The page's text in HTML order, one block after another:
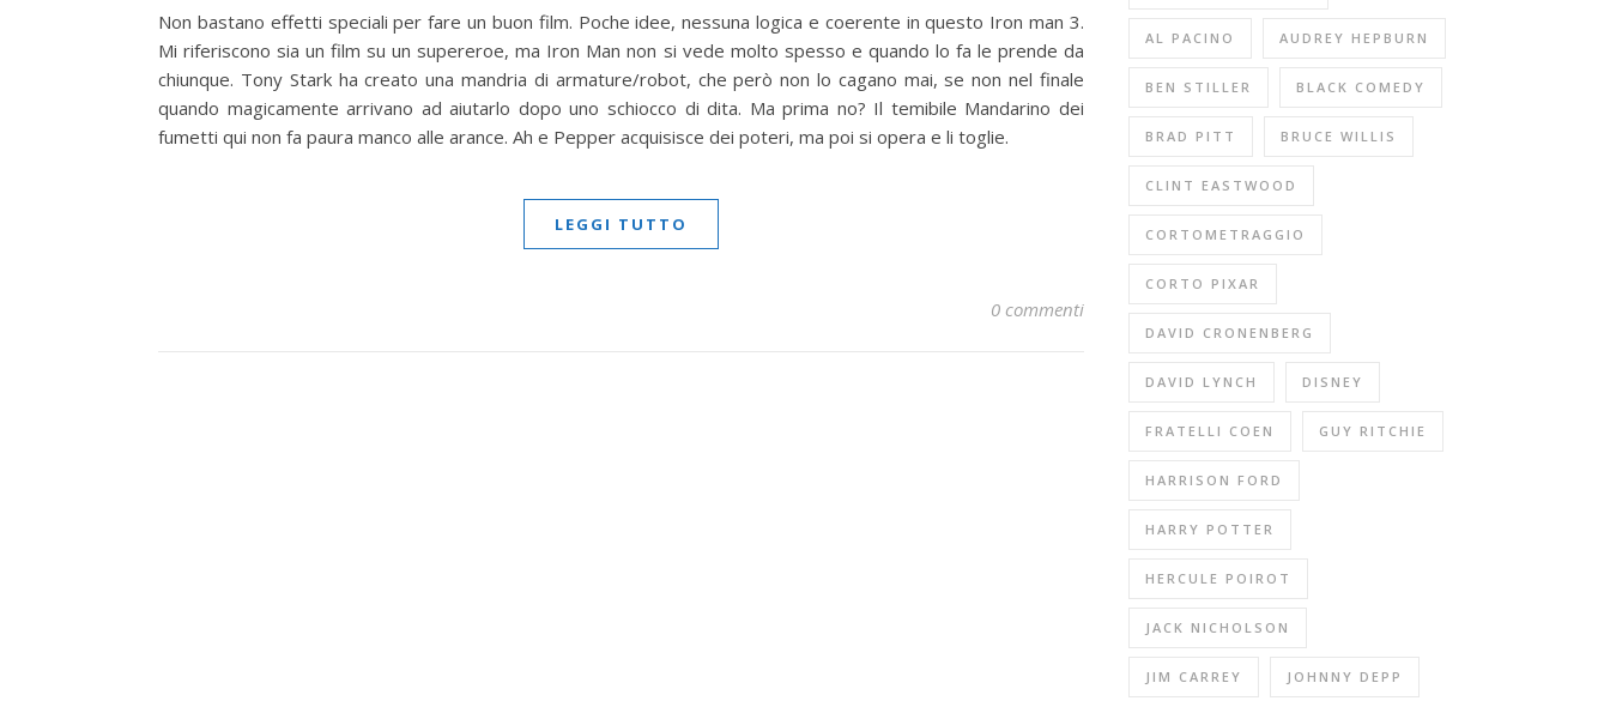
Non bastano effetti speciali per fare un buon film. Poche idee, nessuna logica e coerente in questo Iron man 3.
Mi riferiscono sia un film su un supereroe, ma Iron Man non si vede molto spesso e quando lo fa le prende da
chiunque. Tony Stark ha creato una mandria di armature/robot, che però non lo cagano mai, se non nel finale
quando magicamente arrivano ad aiutarlo dopo uno schiocco di dita. Ma prima no? Il temibile Mandarino dei
fumetti qui non fa paura manco alle arance. Ah e Pepper acquisisce dei poteri, ma poi si opera e li toglie.
LEGGI TUTTO
0 commenti
AL PACINO AUDREY HEPBURN
BEN STILLER BLACK COMEDY
BRAD PITT BRUCE WILLIS
CLINT EASTWOOD
CORTOMETRAGGIO
CORTO PIXAR
DAVID CRONENBERG
DAVID LYNCH DISNEY
FRATELLI COEN GUY RITCHIE
HARRISON FORD
HARRY POTTER
HERCULE POIROT
JACK NICHOLSON
JIM CARREY JOHNNY DEPP